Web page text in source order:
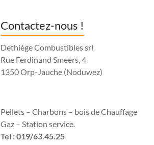
Contactez-nous !
Dethiège Combustibles srl
Rue Ferdinand Smeers, 4
1350 Orp-Jauche (Noduwez)
Pellets – Charbons – bois de Chauffage
Gaz – Station service.
Tel : 019/63.45.25